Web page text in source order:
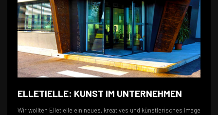
ELLETIELLE: KUNST IM UNTERNEHMEN
Wir wollten Elletielle ein neues, kreatives und künstlerisches Image